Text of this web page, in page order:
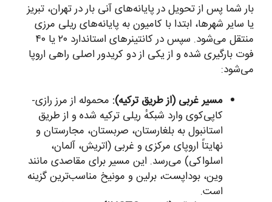
بار شما پس از تحویل در پایانه‌های آنی بار در تهران، تبریز
یا سایر شهرها، ابتدا با کامیون به پایانه‌های ریلی مرزی
منتقل می‌شود. سپس در کانتینرهای استاندارد ۲۰ یا ۴۰
فوت بارگیری شده و از یکی از دو کریدور اصلی راهی اروپا
می‌شود:
مسیر غربی (از طریق ترکیه): محموله از مرز رازی-
کاپی‌کوی وارد شبکهٔ ریلی ترکیه شده و از طریق
استانبول به بلغارستان، صربستان، مجارستان و
نهایتاً اروپای مرکزی و غربی (اتریش، آلمان،
اسلواکی) می‌رسد. این مسیر برای مقاصدی مانند
وین، بوداپست، برلین و مونیخ مناسب‌ترین گزینه
است.